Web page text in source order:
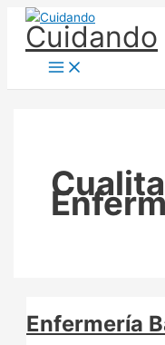
contenido
Cuidando
Enfermería